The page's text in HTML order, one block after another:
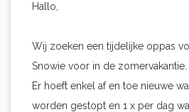
Hallo,
Wij zoeken een tijdelijke oppas
Snowie voor in de zomervakantie.
Er hoeft enkel af en toe nieuwe
worden gestopt en 1 x per dag